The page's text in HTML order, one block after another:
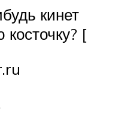
кинет
[